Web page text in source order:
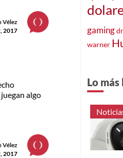
Vélez
2017
algo
Vélez
2017
gaming
warner
Lo